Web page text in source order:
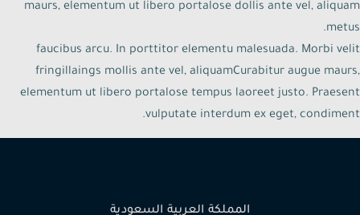
maurs, elementum ut libero portalose dollis ante vel, aliquam
metus.
faucibus arcu. In porttitor elementu malesuada. Morbi velit
fringillaings mollis ante vel, aliquamCurabitur augue maurs,
elementum ut libero portalose tempus laoreet justo. Praesent
vulputate interdum ex eget, condiment.
المملكة العربية السعودية